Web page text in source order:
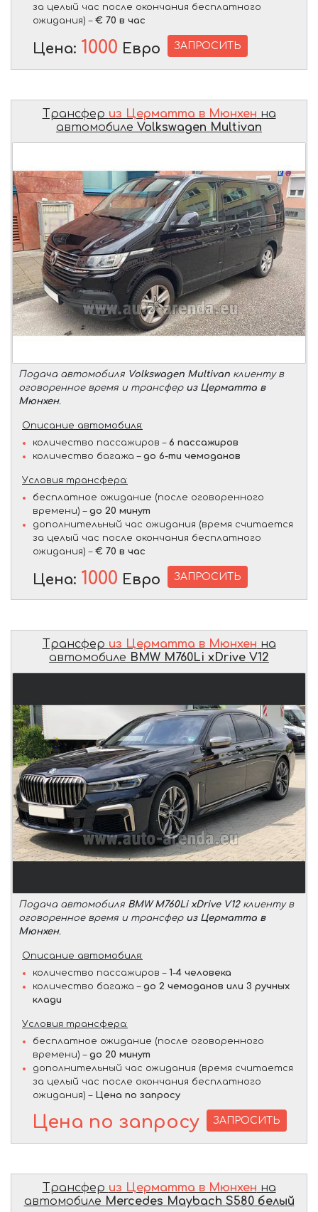
за целый час после окончания бесплатного
ожидания) – € 70 в час
Цена: 1000 Евро ЗАПРОСИТЬ
Трансфер из Церматта в Мюнхен на
автомобиле Volkswagen Multivan
Подача автомобиля Volkswagen Multivan клиенту в
оговоренное время и трансфер из Церматта в
Мюнхен.
Описание автомобиля:
количество пассажиров – 6 пассажиров
количество багажа – до 6-ти чемоданов
Условия трансфера:
бесплатное ожидание (после оговоренного
времени) – до 20 минут
дополнительный час ожидания (время считается
за целый час после окончания бесплатного
ожидания) – € 70 в час
Цена: 1000 Евро ЗАПРОСИТЬ
Трансфер из Церматта в Мюнхен на
автомобиле BMW M760Li xDrive V12
Подача автомобиля BMW M760Li xDrive V12клиенту в
оговоренное время и трансфер из Церматта в
Мюнхен.
Описание автомобиля:
количество пассажиров – 1-4 человека
количество багажа – до 2 чемоданов или 3 ручных
клади
Условия трансфера:
бесплатное ожидание (после оговоренного
времени) – до 20 минут
дополнительный час ожидания (время считается
за целый час после окончания бесплатного
ожидания) – Цена по запросу
Цена по запросу ЗАПРОСИТЬ
Трансфер из Церматта в Мюнхен на
автомобиле Mercedes Maybach S580 белый